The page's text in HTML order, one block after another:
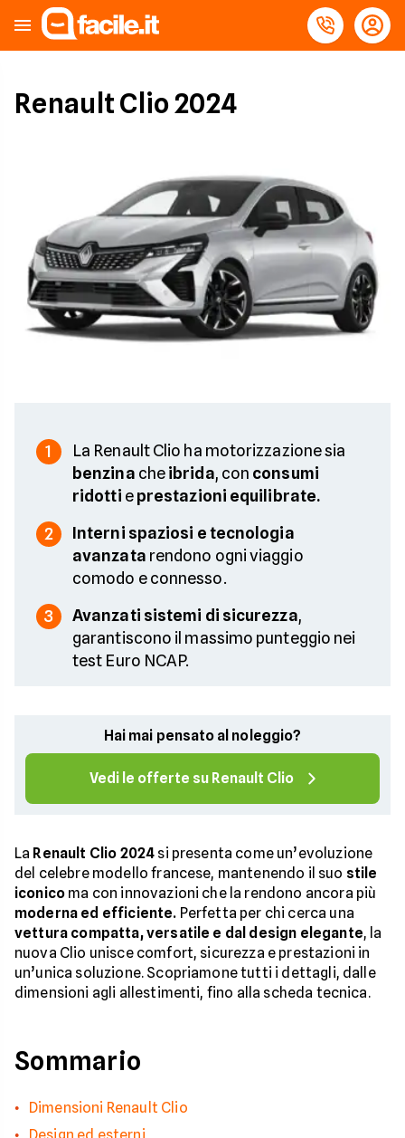
Renault Clio 2024
1
La Renault Clio ha motorizzazione sia
benzina cheibrida, con consumi
ridotti eprestazioni equilibrate.
2
Interni spaziosi e tecnologia
avanzata rendono ogni viaggio
comodo e connesso.
3 Avanzati sistemi di sicurezza,
garantiscono il massimo punteggio nei
test Euro NCAP.
Hai mai pensato al noleggio?
Vedi le offerte su Renault Clio
La Renault Clio 2024 si presenta come un’evoluzione
del celebre modello francese, mantenendo il suo stile
iconico ma con innovazioni che la rendono ancora più
moderna ed efficiente. Perfetta per chi cerca una
vettura compatta, versatile e dal design elegante, la
nuova Clio unisce comfort, sicurezza e prestazioni in
un’unica soluzione. Scopriamone tutti i dettagli, dalle
dimensioni agli allestimenti, fino alla scheda tecnica.
Sommario
Dimensioni Renault Clio